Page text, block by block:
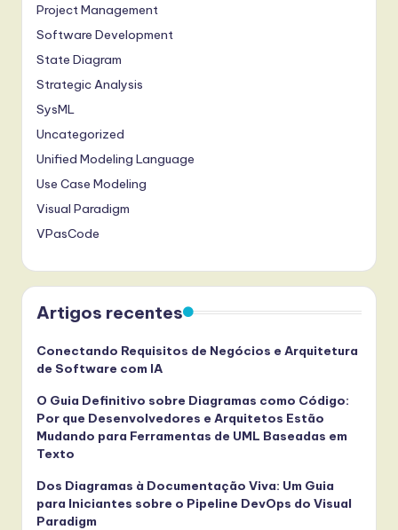
Project Management
Software Development
State Diagram
Strategic Analysis
SysML
Uncategorized
Unified Modeling Language
Use Case Modeling
Visual Paradigm
VPasCode
Artigos recentes
Conectando Requisitos de Negócios e Arquitetura
de Software com IA
O Guia Definitivo sobre Diagramas como Código:
Por que Desenvolvedores e Arquitetos Estão
Mudando para Ferramentas de UML Baseadas em
Texto
Dos Diagramas à Documentação Viva: Um Guia
para Iniciantes sobre o Pipeline DevOps do Visual
Paradigm